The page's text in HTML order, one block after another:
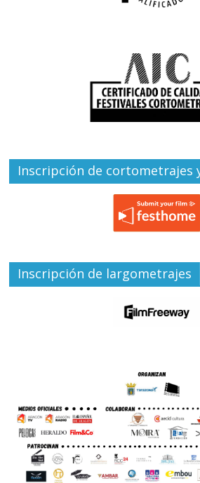
Inscripción de cortometrajes
Inscripción de largometrajes